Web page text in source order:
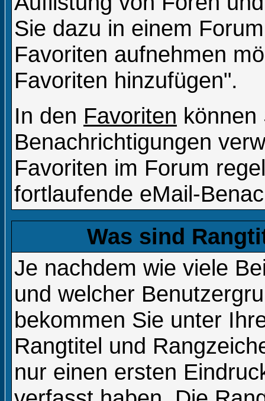
Sie dazu in einem
Favoriten aufnehmen
Favoriten hinzufügen".
In den Favoriten können
Benachrichtigungen
Favoriten im Forum
fortlaufende eMail-
Was sind
Je nachdem wie viele
und welcher
bekommen Sie unter
Rangtitel und
nur einen ersten